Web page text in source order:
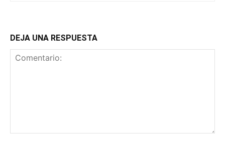
DEJA UNA RESPUESTA